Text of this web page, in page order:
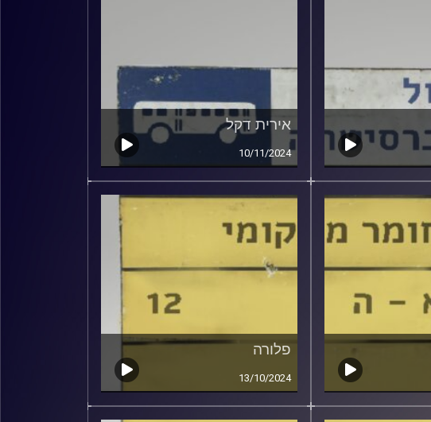
אירית דקל
10/11/2024
פלורה
13/10/2024